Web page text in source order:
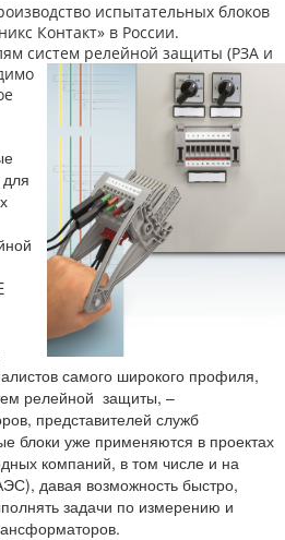
испытательных блоков
Контакт» в России.
систем релейной защиты (РЗА и
самого широкого профиля,
релейной защиты, –
представителей служб
блоки уже применяются в проектах
компаний, в том числе и на
давая возможность быстро,
задачи по измерению и